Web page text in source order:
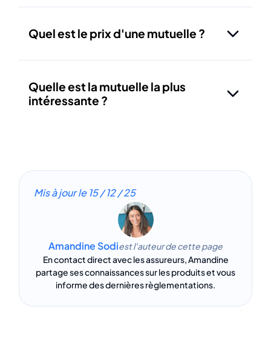
Quel est le prix d'une mutuelle ?
Quelle est la mutuelle la plus
intéressante ?
Mis à jour le 15 / 12 / 25
Amandine Sodiest l'auteur de cette page
En contact direct avec les assureurs, Amandine
partage ses connaissances sur les produits et vous
informe des dernières règlementations.